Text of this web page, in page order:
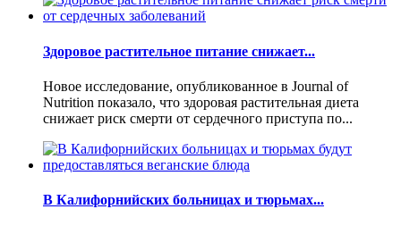
Здоровое растительное питание снижает...
Новое исследование, опубликованное в Journal of
Nutrition показало, что здоровая растительная диета
снижает риск смерти от сердечного приступа по...
В Калифорнийских больницах и тюрьмах...